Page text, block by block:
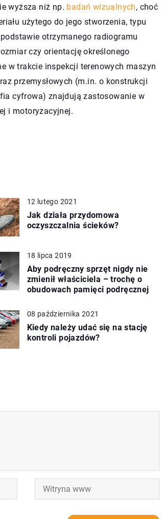
wyższa niż np. badań wizualnych, choć
użytego do jego stworzenia, typu
otrzymanego radiogramu
czy orientację określonego
w trakcie inspekcji terenowych maszyn
przemysłowych (m.in. o konstrukcji
cyfrowa) znajdują zastosowanie w
i motoryzacyjnej.
12 lutego 2021
Jak działa przydomowa
oczyszczalnia ścieków?
18 lipca 2019
Aby podręczny sprzęt nigdy nie
zmienił właściciela – trochę o
obudowach pamięci podręcznej
08 października 2021
Kiedy należy udać się na stację
kontroli pojazdów?